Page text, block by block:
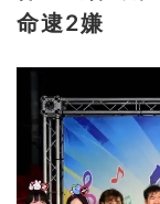
命逮2嫌